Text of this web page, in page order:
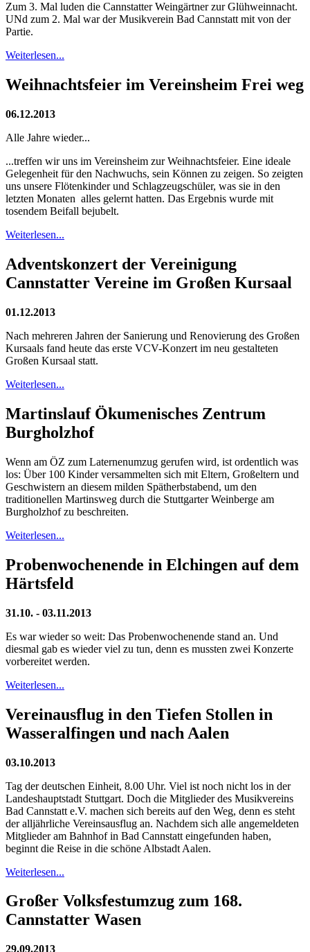
Zum 3. Mal luden die Cannstatter Weingärtner zur Glühweinnacht.
UNd zum 2. Mal war der Musikverein Bad Cannstatt mit von der
Partie.
Weiterlesen...
Weihnachtsfeier im Vereinsheim Frei weg
06.12.2013
Alle Jahre wieder...
...treffen wir uns im Vereinsheim zur Weihnachtsfeier. Eine ideale
Gelegenheit für den Nachwuchs, sein Können zu zeigen. So zeigten
uns unsere Flötenkinder und Schlagzeugschüler, was sie in den
letzten Monaten alles gelernt hatten. Das Ergebnis wurde mit
tosendem Beifall bejubelt.
Weiterlesen...
Adventskonzert der Vereinigung
Cannstatter Vereine im Großen Kursaal
01.12.2013
Nach mehreren Jahren der Sanierung und Renovierung des Großen
Kursaals fand heute das erste VCV-Konzert im neu gestalteten
Großen Kursaal statt.
Weiterlesen...
Martinslauf Ökumenisches Zentrum
Burgholzhof
Wenn am ÖZ zum Laternenumzug gerufen wird, ist ordentlich was
los: Über 100 Kinder versammelten sich mit Eltern, Großeltern und
Geschwistern an diesem milden Spätherbstabend, um den
traditionellen Martinsweg durch die Stuttgarter Weinberge am
Burgholzhof zu beschreiten.
Weiterlesen...
Probenwochenende in Elchingen auf dem
Härtsfeld
31.10. - 03.11.2013
Es war wieder so weit: Das Probenwochenende stand an. Und
diesmal gab es wieder viel zu tun, denn es mussten zwei Konzerte
vorbereitet werden.
Weiterlesen...
Vereinausflug in den Tiefen Stollen in
Wasseralfingen und nach Aalen
03.10.2013
Tag der deutschen Einheit, 8.00 Uhr. Viel ist noch nicht los in der
Landeshauptstadt Stuttgart. Doch die Mitglieder des Musikvereins
Bad Cannstatt e.V. machen sich bereits auf den Weg, denn es steht
der alljährliche Vereinsausflug an. Nachdem sich alle angemeldeten
Mitglieder am Bahnhof in Bad Cannstatt eingefunden haben,
beginnt die Reise in die schöne Albstadt Aalen.
Weiterlesen...
Großer Volksfestumzug zum 168.
Cannstatter Wasen
29.09.2013